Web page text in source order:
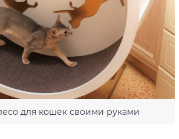
для кошек своими руками